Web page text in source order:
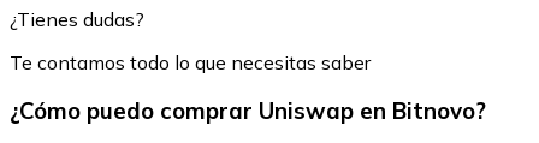
¿Tienes dudas?
Te contamos todo lo que necesitas saber
¿Cómo puedo comprar Uniswap en Bitnovo?